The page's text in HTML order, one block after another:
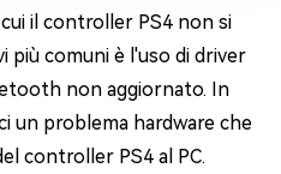
il controller PS4 non si
più comuni è l'uso di driver
non aggiornato. In
un problema hardware che
controller PS4 al PC.